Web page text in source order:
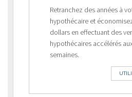
Retranchez des années à
hypothécaire et
dollars en effectuant des
hypothécaires accélérés
semaines.